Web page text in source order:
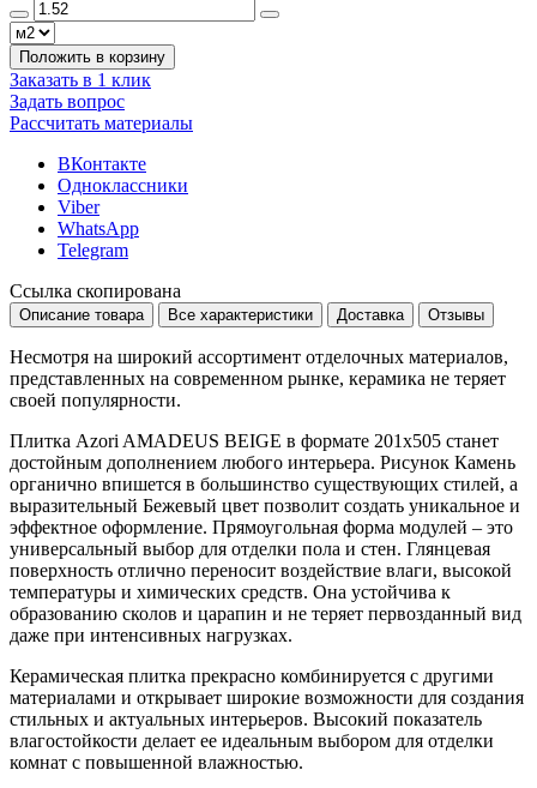
Положить в корзину
Заказать в 1 клик
Задать вопрос
Рассчитать материалы
ВКонтакте
Одноклассники
Viber
WhatsApp
Telegram
Ссылка скопирована
Описание товара Все характеристики Доставка Отзывы
Несмотря на широкий ассортимент отделочных материалов,
представленных на современном рынке, керамика не теряет
своей популярности.
Плитка Azori AMADEUS BEIGE в формате 201x505 станет
достойным дополнением любого интерьера. Рисунок Камень
органично впишется в большинство существующих стилей, а
выразительный Бежевый цвет позволит создать уникальное и
эффектное оформление. Прямоугольная форма модулей – это
универсальный выбор для отделки пола и стен. Глянцевая
поверхность отлично переносит воздействие влаги, высокой
температуры и химических средств. Она устойчива к
образованию сколов и царапин и не теряет первозданный вид
даже при интенсивных нагрузках.
Керамическая плитка прекрасно комбинируется с другими
материалами и открывает широкие возможности для создания
стильных и актуальных интерьеров. Высокий показатель
влагостойкости делает ее идеальным выбором для отделки
комнат с повышенной влажностью.